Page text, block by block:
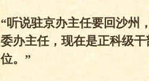
“听说驻京办主任要回沙州
委办主任，现在是正科级
位。”